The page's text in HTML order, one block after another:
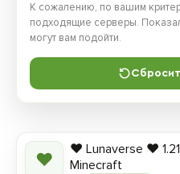
К сожалению, по вашим
подходящие серверы.
могут вам подойти.
❤
❤️ Lunaverse ❤️
Minecraft